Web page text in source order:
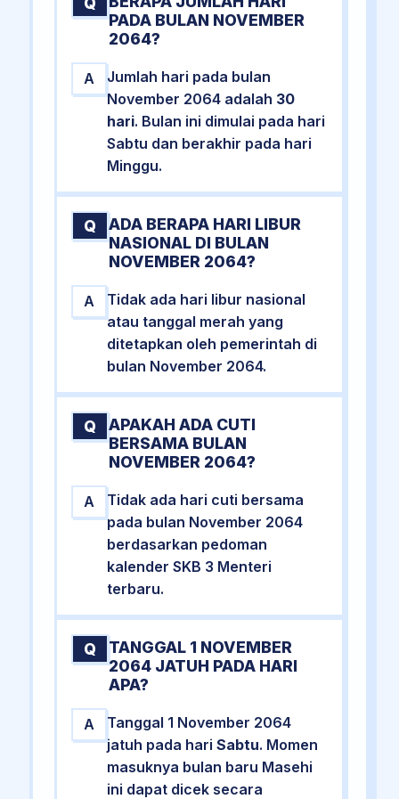
PADA BULAN NOVEMBER
2064?
A
Jumlah hari pada bulan
November 2064 adalah 30
hari. Bulan ini dimulai pada hari
Sabtu dan berakhir pada hari
Minggu.
Q
ADA BERAPA HARI LIBUR
NASIONAL DI BULAN
NOVEMBER 2064?
A
Tidak ada hari libur nasional
atau tanggal merah yang
ditetapkan oleh pemerintah di
bulan November 2064.
Q
APAKAH ADA CUTI
BERSAMA BULAN
NOVEMBER 2064?
A
Tidak ada hari cuti bersama
pada bulan November 2064
berdasarkan pedoman
kalender SKB 3 Menteri
terbaru.
Q
TANGGAL 1 NOVEMBER
2064 JATUH PADA HARI
APA?
A
Tanggal 1 November 2064
jatuh pada hari Sabtu. Momen
masuknya bulan baru Masehi
ini dapat dicek secara